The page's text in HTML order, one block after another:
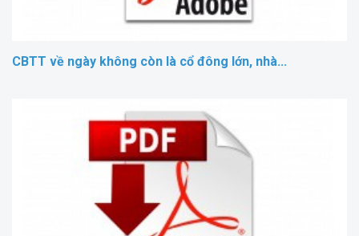
CBTT về ngày không còn là cổ đông lớn, nhà...